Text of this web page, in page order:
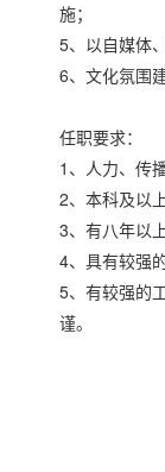
施；
5、以自媒体
6、文化氛围
任职要求：
1、人力、传
2、本科及以
3、有八年以
4、具有较强
5、有较强的
谨。